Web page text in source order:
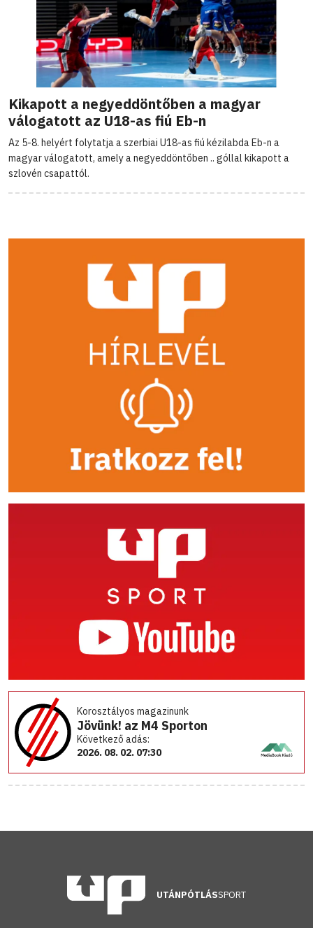
Kikapott a negyeddöntőben a magyar
válogatott az U18-as fiú Eb-n
Az 5-8. helyért folytatja a szerbiai U18-as fiú kézilabda Eb-n a
magyar válogatott, amely a negyeddöntőben .. góllal kikapott a
szlovén csapattól.
Korosztályos magazinunk
Jövünk! az M4 Sporton
Következő adás:
2026. 08. 02. 07:30
UTÁNPÓTLÁSSPORT